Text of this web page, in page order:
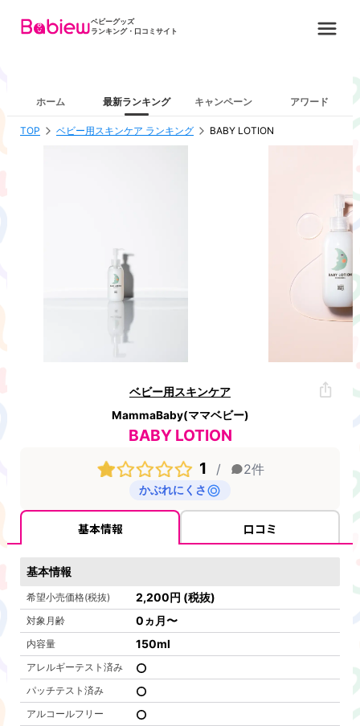
ベビーグッズ
ランキング・口コミサイト
ホーム 最新ランキング キャンペーン アワード
TOP ベビー用スキンケア ランキング BABY LOTION
ベビー用スキンケア
MammaBaby(ママベビー)
BABY LOTION
1
/ 2件
かぶれにくさ
基本情報 口コミ
基本情報
希望小売価格(税抜) 2,200円 (税抜)
対象月齢 0ヵ月〜
内容量 150ml
アレルギーテスト済み
パッチテスト済み
アルコールフリー